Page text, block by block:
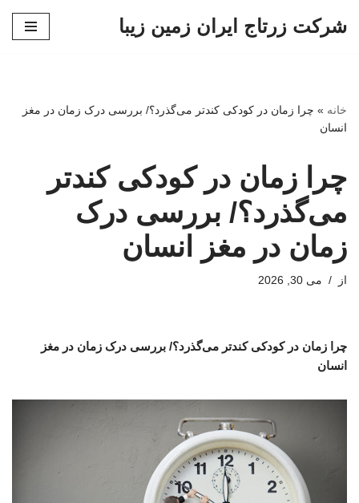
شرکت زرتاج ایران زمین زیبا
خانه » چرا زمان در کودکی کندتر می‌گذرد؟/ بررسی درک زمان در مغز
انسان
چرا زمان در کودکی کندتر
می‌گذرد؟/ بررسی درک
زمان در مغز انسان
از می 30, 2026
چرا زمان در کودکی کندتر می‌گذرد؟/ بررسی درک زمان در مغز
انسان